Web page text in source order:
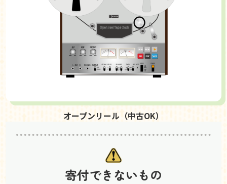
オープンリール（中古OK）
寄付できないもの